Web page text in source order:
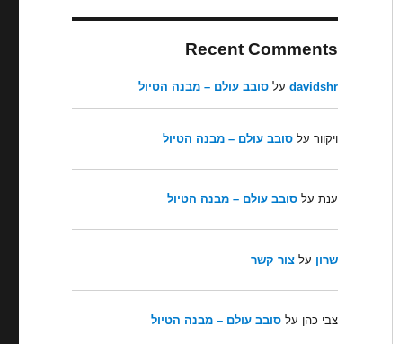
Recent Comments
davidshrעל סובב עולם – מבנה הטיול
ויקוורעל סובב עולם – מבנה הטיול
ענתעל סובב עולם – מבנה הטיול
שרון על צור קשר
צבי כהן על סובב עולם – מבנה הטיול